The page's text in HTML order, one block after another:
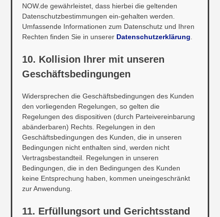
NOW.de gewährleistet, dass hierbei die geltenden
Datenschutzbestimmungen ein-gehalten werden.
Umfassende Informationen zum Datenschutz und Ihren
Rechten finden Sie in unserer Datenschutzerklärung
10. Kollision Ihrer mit unseren
Geschäftsbedingungen
Widersprechen die Geschäftsbedingungen des Kunden
den vorliegenden Regelungen, so gelten die
Regelungen des dispositiven (durch Parteivereinbarung
abänderbaren) Rechts. Regelungen in den
Geschäftsbedingungen des Kunden, die in unseren
Bedingungen nicht enthalten sind, werden nicht
Vertragsbestandteil. Regelungen in unseren
Bedingungen, die in den Bedingungen des Kunden
keine Entsprechung haben, kommen uneingeschränkt
zur Anwendung.
11. Erfüllungsort und Gerichtsstand